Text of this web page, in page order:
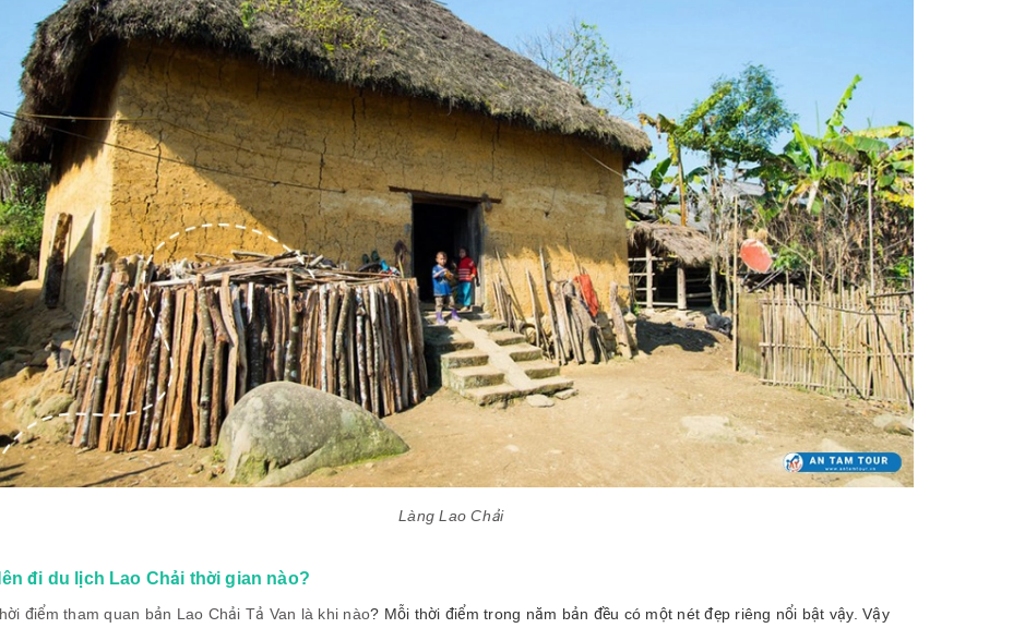
Làng Lao Chải
đi du lịch Lao Chải thời gian nào?
điểm tham quan bản Lao Chải Tả Van là khi nào? Mỗi thời điểm trong năm bản đều có một nét đẹp riêng nổi bật vậy. Vậy